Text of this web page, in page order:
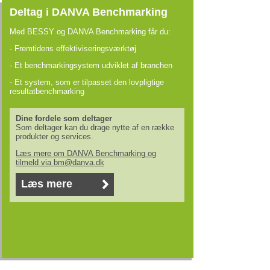
Deltag i DANVA Benchmarking
Med BESSY og DANVA Benchmarking får du:
- Fremtidens effektiviseringsværktøj
- Et benchmarkingsystem udviklet af branchen
- Et system, som er tilpasset den lovpligtige
resultatbenchmarking
Dine fordele som deltager
Som deltager kan du drage nytte af en række
produkter og services.
Læs mere om DANVA Benchmarking og
tilmeld via bm@danva.dk
Læs mere